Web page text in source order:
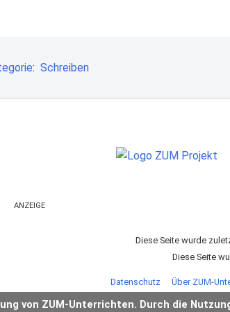
: Schreiben
von ZUM-Unterrichten. Durch die
ANZEIGE
Diese Seite wurde
Diese Seite
Datenschutz Über ZUM-